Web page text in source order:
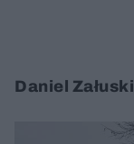
Daniel Załuski